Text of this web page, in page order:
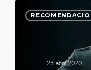
25 abril 2020